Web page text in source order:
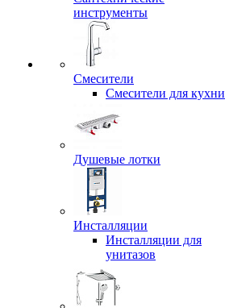
инструменты
Смесители
Смесители для кухни
Душевые лотки
Инсталляции
Инсталляции для
унитазов